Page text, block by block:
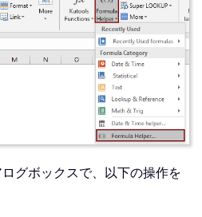
ログボックスで、以下の操作を